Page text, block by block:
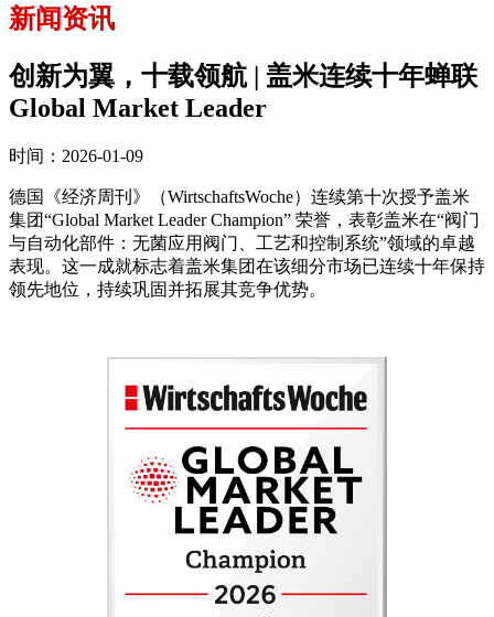
新闻资讯
创新为翼，十载领航 | 盖米连续十年蝉联
Global Market Leader
时间：2026-01-09
德国《经济周刊》（WirtschaftsWoche）连续第十次授予盖米
集团“Global Market Leader Champion” 荣誉，表彰盖米在“阀门
与自动化部件：无菌应用阀门、工艺和控制系统”领域的卓越
表现。这一成就标志着盖米集团在该细分市场已连续十年保持
领先地位，持续巩固并拓展其竞争优势。